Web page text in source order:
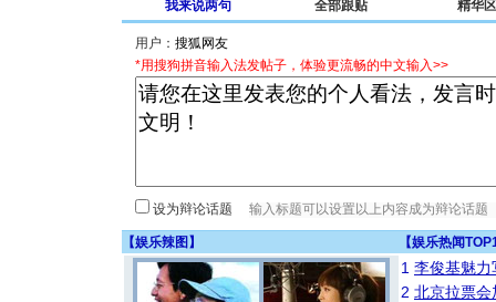
我来说两句 全部跟贴 精华区
用户：
*用搜狗拼音输入法发帖子，体验更流畅的中文输入>>
设为辩论话题
【娱乐辣图 】 【娱乐热闻
1 李俊基魅力
2 北京拉票